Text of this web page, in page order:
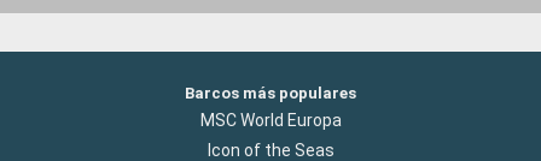
Barcos más populares
MSC World Europa
Icon of the Seas